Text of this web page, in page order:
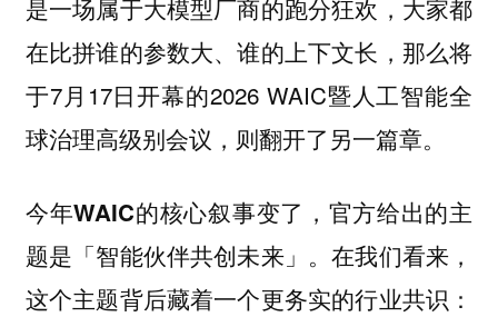
是一场属于大模型厂商的跑分狂欢，大家都
在比拼谁的参数大、谁的上下文长，那么将
于7月17日开幕的2026 WAIC暨人工智能全
球治理高级别会议，则翻开了另一篇章。
今年WAIC的核心叙事变了，官方给出的主
题是「智能伙伴共创未来」。在我们看来，
这个主题背后藏着一个更务实的行业共识：